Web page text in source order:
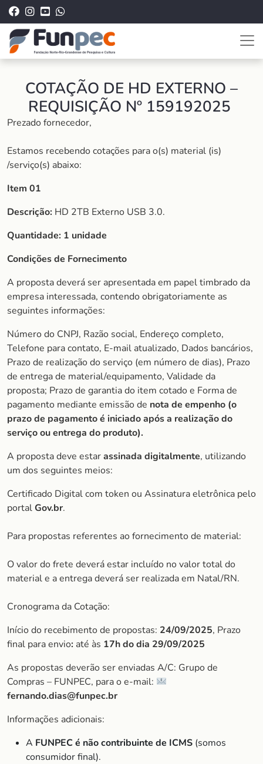
COTAÇÃO DE HD EXTERNO –
REQUISIÇÃO Nº 159192025
Prezado fornecedor,
Estamos recebendo cotações para o(s) material (is)
/serviço(s) abaixo:
Item 01
Descrição: HD 2TB Externo USB 3.0.
Quantidade: 1 unidade
Condições de Fornecimento
A proposta deverá ser apresentada em papel timbrado da
empresa interessada, contendo obrigatoriamente as
seguintes informações:
Número do CNPJ, Razão social, Endereço completo,
Telefone para contato, E-mail atualizado, Dados bancários,
Prazo de realização do serviço (em número de dias), Prazo
de entrega de material/equipamento, Validade da
proposta; Prazo de garantia do item cotado e Forma de
pagamento mediante emissão de nota de empenho (o
prazo de pagamento é iniciado após a realização do
serviço ou entrega do produto).
A proposta deve estarassinada digitalmente, utilizando
um dos seguintes meios:
Certificado Digital com token ou Assinatura eletrônica pelo
portalGov.br.
Para propostas referentes ao fornecimento de material:
O valor do frete deverá estar incluído no valor total do
material e a entrega deverá ser realizada em Natal/RN.
Cronograma da Cotação:
Início do recebimento de propostas: 24/09/2025, Prazo
final para envio: até às 17h do dia 29/09/2025
As propostas deverão ser enviadas A/C: Grupo de
Compras – FUNPEC, para o e-mail:
fernando.dias@funpec.br
Informações adicionais:
A FUNPEC é não contribuinte de ICMS (somos
consumidor final).